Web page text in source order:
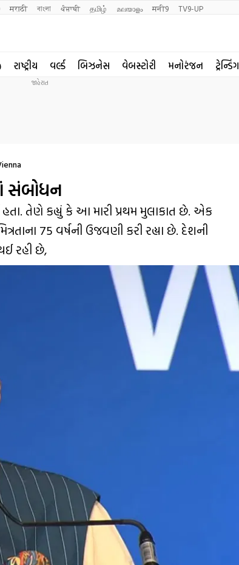
मराठी বাংলা ਪੰਜਾਬੀ தமிழ் മലയാളം मनी9 TV9-UP
રાષ્ટ્રીય વર્લ્ડ બિઝનેસ વેબસ્ટોરી મનોરંજન ટ્રેન્ડિંગ
સંબોધન
હતા. તેણે કહ્યું કે આ મારી પ્રથમ મુલાકાત છે. એક
75 વર્ષની ઉજવણી કરી રહ્યા છે. દેશની
રહી છે,